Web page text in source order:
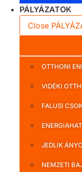
PÁLYÁZATOK
Close
OTTHONI
VIDÉKI
FALUSI
JEDLIK
NEMZETI